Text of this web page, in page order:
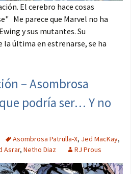
El cerebro hace cosas
Me parece que Marvel no ha
y sus mutantes. Su
la última en estrenarse, se ha
– Asombrosa
podría ser… Y no
Asombrosa Patrulla-X, Jed MacKay,
Asrar, Netho Diaz RJ Prous